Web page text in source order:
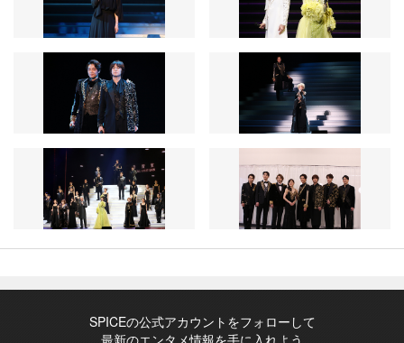
SPICEの公式アカウントをフォローして
最新のエンタメ情報を手に入れよう